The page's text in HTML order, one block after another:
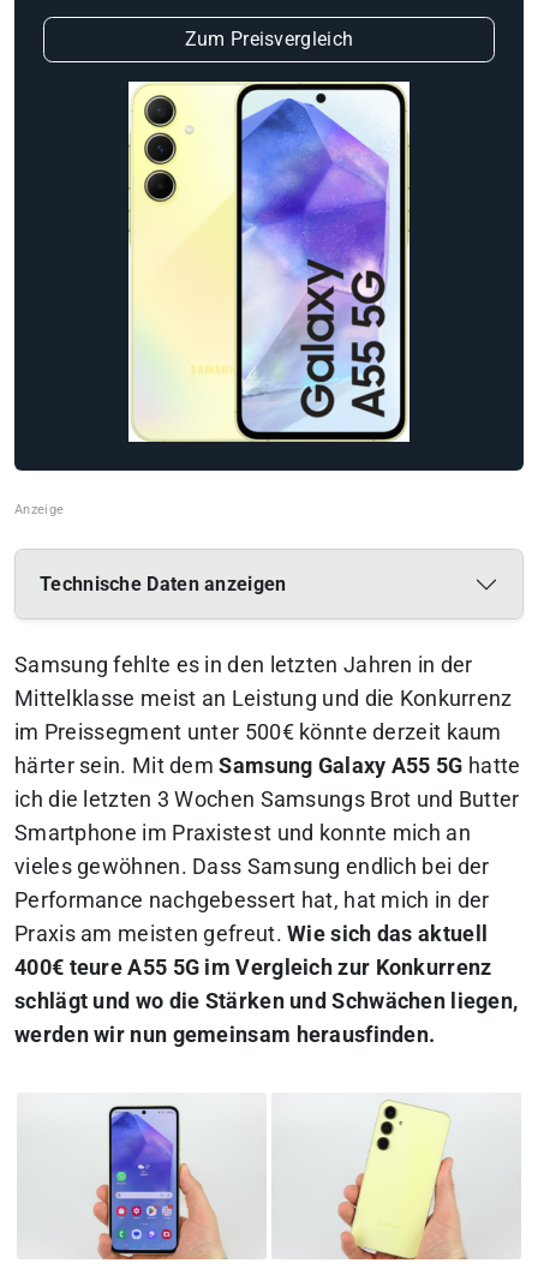
Zum Preisvergleich
Technische Daten anzeigen
Samsung fehlte es in den letzten Jahren in der
Mittelklasse meist an Leistung und die Konkurrenz
im Preissegment unter 500€ könnte derzeit kaum
härter sein. Mit demSamsung Galaxy A55 5G hatte
ich die letzten 3 Wochen Samsungs Brot und Butter
Smartphone im Praxistest und konnte mich an
vieles gewöhnen. Dass Samsung endlich bei der
Performance nachgebessert hat, hat mich in der
Praxis am meisten gefreut.Wie sich das aktuell
400€ teure A55 5G im Vergleich zur Konkurrenz
schlägt und wo die Stärken und Schwächen liegen,
werden wir nun gemeinsam herausfinden.